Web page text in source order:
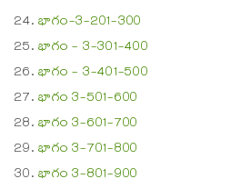
భాగం-3-201-300
భాగం - 3-301-400
భాగం - 3-401-500
భాగం 3-501-600
భాగం 3-601-700
భాగం 3-701-800
భాగం 3-801-900